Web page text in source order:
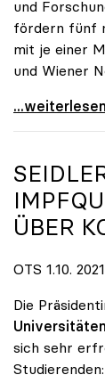
und
fördern fünf
mit je einer
und Wiener
FHs und
...weiterlesen
ÜBER
OTS 1.10. 2021
Die
sich sehr